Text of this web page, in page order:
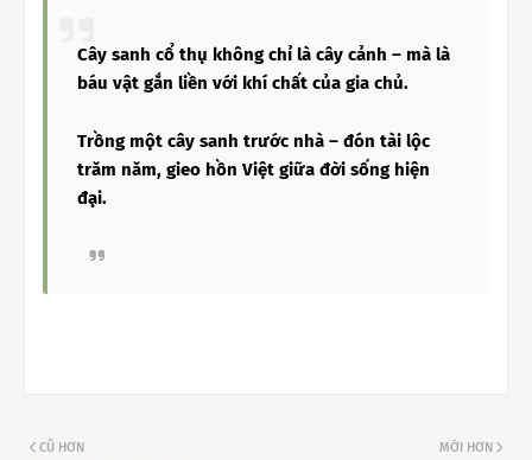
Cây sanh cổ thụ không chỉ là cây cảnh – mà là
báu vật gắn liền với khí chất của gia chủ.
Trồng một cây sanh trước nhà – đón tài lộc
trăm năm, gieo hồn Việt giữa đời sống hiện
đại.
MỚI HƠN
CŨ HƠN